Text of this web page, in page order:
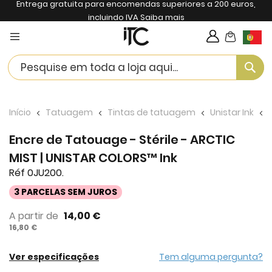
Entrega gratuita para encomendas superiores a 200 euros,
incluindo IVASaiba mais
My Cart
Início Tatuagem Tintas de tatuagem Unistar Ink
Encre de Tatouage - Stérile - ARCTIC
MIST | UNISTAR COLORS™ Ink
Réf 0JU200.
3 PARCELAS SEM JUROS
A partir de 14,00 €
16,80 €
Ver especificações Tem alguma pergunta?